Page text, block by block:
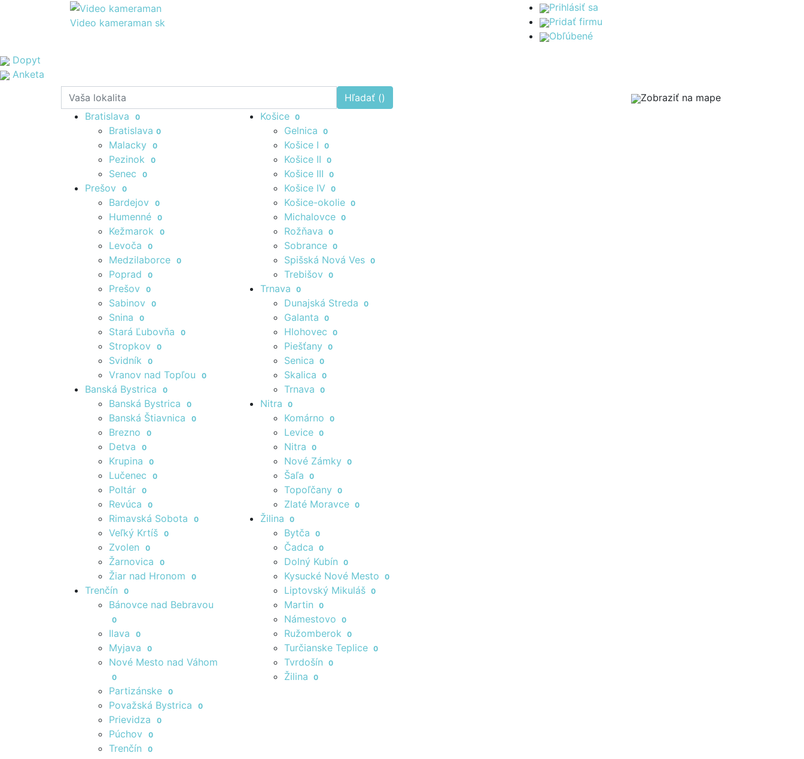
Video kameraman sk
Prihlásiť sa
Pridať firmu
Obľúbené
Dopyt
Anketa
Hľadať ()
Bratislava
0
Bratislava 0
Malacky 0
Pezinok 0
Senec 0
Prešov 0
Bardejov 0
Humenné 0
Kežmarok 0
Levoča 0
Medzilaborce 0
Poprad 0
Prešov 0
Sabinov 0
Snina 0
Stará Ľubovňa 0
Stropkov 0
Svidník 0
Vranov nad Topľou 0
Banská Bystrica 0
Banská Bystrica 0
Banská Štiavnica 0
Brezno 0
Detva 0
Krupina 0
Lučenec 0
Poltár 0
Revúca 0
Rimavská Sobota 0
Veľký Krtíš 0
Zvolen 0
Žarnovica 0
Žiar nad Hronom 0
Trenčín 0
Bánovce nad Bebravou
0
Ilava 0
Myjava 0
Nové Mesto nad Váhom
0
Partizánske 0
Považská Bystrica 0
Prievidza 0
Púchov 0
Trenčín 0
Košice 0
Gelnica 0
Košice I 0
Košice II 0
Košice III 0
Košice IV 0
Košice-okolie 0
Michalovce 0
Rožňava 0
Sobrance 0
Spišská Nová Ves 0
Trebišov 0
Trnava 0
Dunajská Streda 0
Galanta 0
Hlohovec 0
Piešťany 0
Senica 0
Skalica 0
Trnava 0
Nitra 0
Komárno 0
Levice 0
Nitra 0
Nové Zámky 0
Šaľa 0
Topoľčany 0
Zlaté Moravce 0
Žilina 0
Bytča 0
Čadca 0
Dolný Kubín 0
Kysucké Nové Mesto 0
Liptovský Mikuláš 0
Martin 0
Námestovo 0
Ružomberok 0
Turčianske Teplice 0
Tvrdošín 0
Žilina 0
Zobraziť na mape